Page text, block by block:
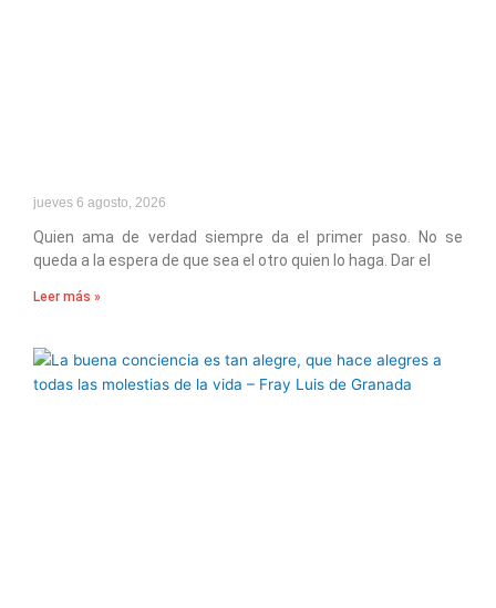
jueves 6 agosto, 2026
Quien ama de verdad siempre da el primer paso. No se
queda a la espera de que sea el otro quien lo haga. Dar el
Leer más »